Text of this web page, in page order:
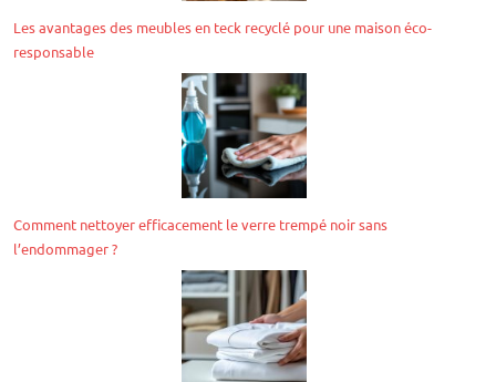
Les avantages des meubles en teck recyclé pour une maison éco-
responsable
Comment nettoyer efficacement le verre trempé noir sans
l’endommager ?